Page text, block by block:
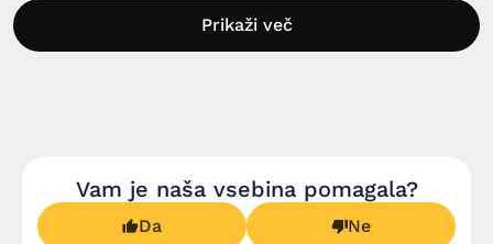
Prikaži več
Vam je naša vsebina pomagala?
Da Ne